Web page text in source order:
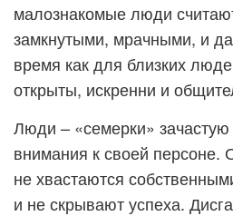
малознакомые люди
замкнутыми, мрачными, и
время как для близких
открыты, искренни и
Люди – «семерки»
внимания к своей персоне.
не хвастаются
и не скрывают успеха.